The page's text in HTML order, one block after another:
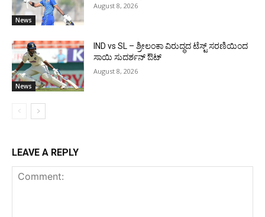
News
August 8, 2026
News
IND vs SL – ಶ್ರೀಲಂಕಾ ವಿರುದ್ಧದ ಟೆಸ್ಟ್ ಸರಣಿಯಿಂದ
ಸಾಯಿ ಸುದರ್ಶನ್ ಔಟ್
August 8, 2026
LEAVE A REPLY